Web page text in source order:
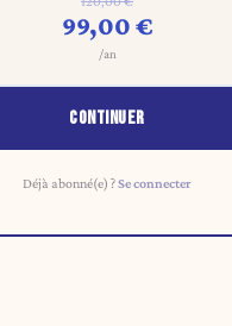
99,00 €
/an
CONTINUER
Déjà abonné(e) ?Se connecter